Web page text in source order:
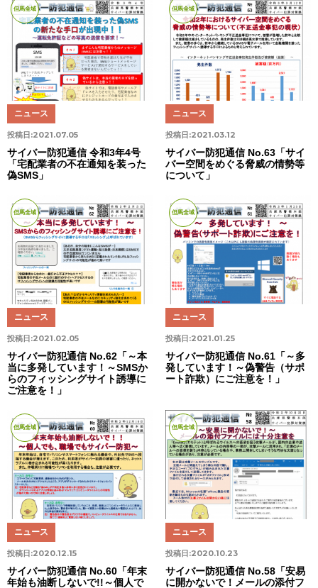
但馬全域
投稿日:2021.07.05
ニュース
サイバー防犯通信 令和3年4号
「宅配業者の不在通知を装った
偽SMS」
但馬全域
投稿日:2021.03.12
ニュース
サイバー防犯通信 No.63「サイ
バー空間をめぐる脅威の情勢等
について」
但馬全域
投稿日:2021.02.05
ニュース
サイバー防犯通信 No.62「～本
当に多発しています！～SMSか
らのフィッシングサイト誘導に
ご注意を！」
但馬全域
投稿日:2021.01.25
ニュース
サイバー防犯通信 No.61「～多
発しています！～偽警告（サポ
ート詐欺）にご注意を！」
但馬全域
投稿日:2020.12.15
ニュース
サイバー防犯通信 No.60「年末
年始も油断しないで!!～個人で
但馬全域
投稿日:2020.10.23
ニュース
サイバー防犯通信 No.58「安易
に開かないで！メールの添付フ